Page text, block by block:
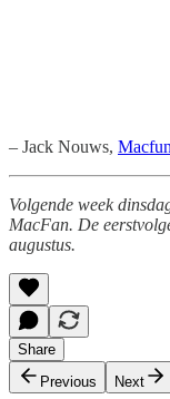
– Jack Nouws,
Volgende week
MacFan. De
augustus.
Share
Previous
Next